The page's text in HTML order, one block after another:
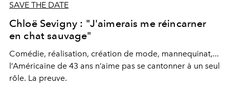
SAVE THE DATE
Chloë Sevigny : "J'aimerais me réincarner
en chat sauvage"
Comédie, réalisation, création de mode, mannequinat,...
l’Américaine de 43 ans n’aime pas se cantonner à un seul
rôle. La preuve.